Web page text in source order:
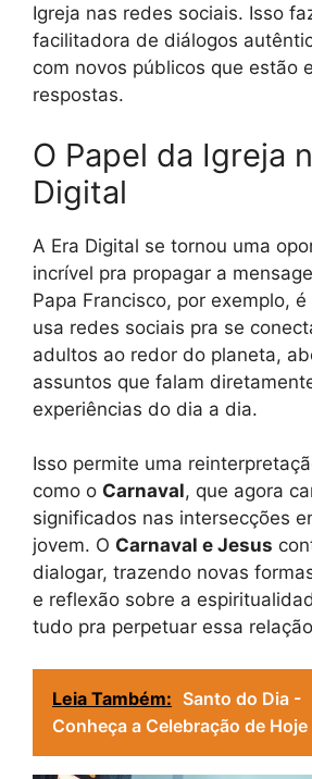
Igreja nas redes sociais. Isso
facilitadora de diálogos
com novos públicos que estão
respostas.
O Papel da Igreja
Digital
A Era Digital se tornou uma
incrível pra propagar a
Papa Francisco, por exemplo,
usa redes sociais pra se
adultos ao redor do planeta,
assuntos que falam
experiências do dia a dia.
Isso permite uma
como o Carnaval, que agora
significados nas intersecções
jovem. O Carnaval e Jesus
dialogar, trazendo novas
e reflexão sobre a
tudo pra perpetuar essa
Leia Também: Santo do Dia -
Conheça a Celebração de Hoje